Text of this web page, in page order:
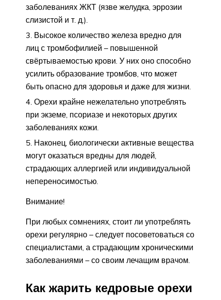
заболеваниях ЖКТ (язве желудка, эррозии
слизистой и т. д.).
Высокое количество железа вредно для
лиц с тромбофилией – повышенной
свёртываемостью крови. У них оно способно
усилить образование тромбов, что может
быть опасно для здоровья и даже для жизни.
Орехи крайне нежелательно употреблять
при экземе, псориазе и некоторых других
заболеваниях кожи.
Наконец, биологически активные вещества
могут оказаться вредны для людей,
страдающих аллергией или индивидуальной
непереносимостью.
Внимание!
При любых сомнениях, стоит ли употреблять
орехи регулярно – следует посоветоваться со
специалистами, а страдающим хроническими
заболеваниями – со своим лечащим врачом.
Как жарить кедровые орехи